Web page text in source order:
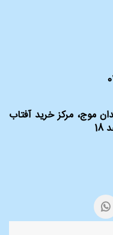
موج، مرکز خرید آفتاب